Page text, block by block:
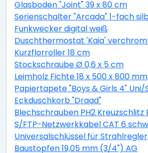
Glasboden "Joint" 39 x 80 cm
Serienschalter "Arcada" 1-fach
Funkwecker digital weiß
Duschthermostat 'Kaia'
Kurzflorroller 18 cm
Stockschraube Ø 0,6 x 5 cm
Leimholz Fichte 18 x 500 x 800 mm
Papiertapete "Boys & Girls 4" Uni/
Eckduschkorb "Draad"
Blechschrauben PH2 Kreuzschlitz
S/FTP-Netzwerkkabel CAT 6
Universalschlüssel für Strahlregler
Baustopfen 19,05 mm (3/4") AG